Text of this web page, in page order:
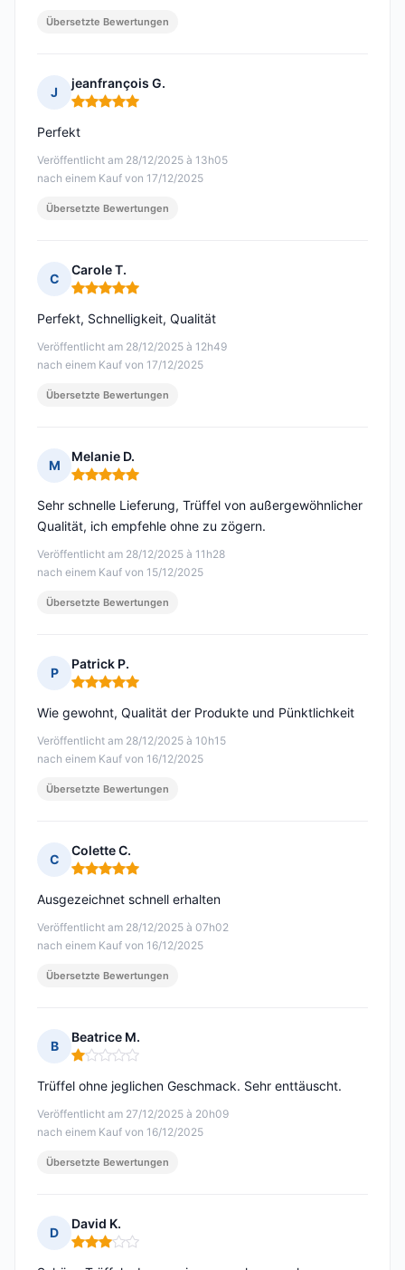
Übersetzte Bewertungen
J
jeanfrançois G.
Hinweis: 5 von 5
Veröffentlicht am 28/12/2025 à 13h05
nach einem Kauf von 17/12/2025
Perfekt
Übersetzte Bewertungen
C
Carole T.
Hinweis: 5 von 5
Veröffentlicht am 28/12/2025 à 12h49
nach einem Kauf von 17/12/2025
Perfekt, Schnelligkeit, Qualität
Übersetzte Bewertungen
M
Melanie D.
Hinweis: 5 von 5
Veröffentlicht am 28/12/2025 à 11h28
nach einem Kauf von 15/12/2025
Sehr schnelle Lieferung, Trüffel von außergewöhnlicher
Qualität, ich empfehle ohne zu zögern.
Übersetzte Bewertungen
P
Patrick P.
Hinweis: 5 von 5
Veröffentlicht am 28/12/2025 à 10h15
nach einem Kauf von 16/12/2025
Wie gewohnt, Qualität der Produkte und Pünktlichkeit
Übersetzte Bewertungen
C
Colette C.
Hinweis: 5 von 5
Veröffentlicht am 28/12/2025 à 07h02
nach einem Kauf von 16/12/2025
Ausgezeichnet schnell erhalten
Übersetzte Bewertungen
B
Beatrice M.
Hinweis: 1 von 5
Veröffentlicht am 27/12/2025 à 20h09
nach einem Kauf von 16/12/2025
Trüffel ohne jeglichen Geschmack. Sehr enttäuscht.
Übersetzte Bewertungen
D
David K.
Hinweis: 3 von 5